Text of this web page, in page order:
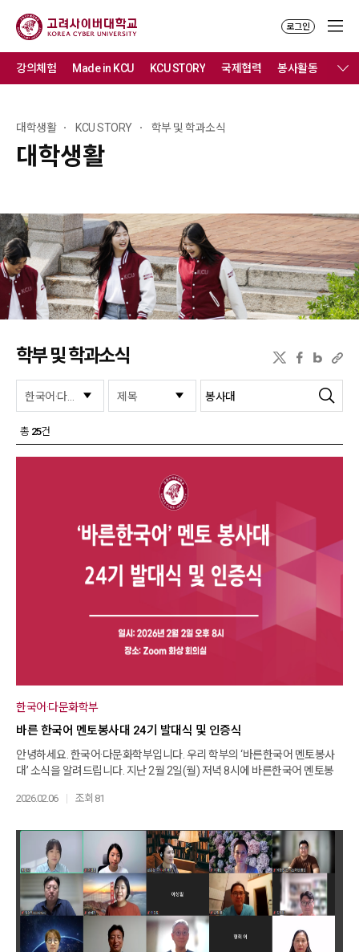
로그인
대학생활
대학생활 KCU STORY 학부 및 학과소식
강의체험 Made in KCU KCU STORY 국제협력 봉사활동 문화
학부 및 학과소식
총 25건
한국어·다문화학부
바른 한국어 멘토봉사대 24기 발대식 및 인증식
안녕하세요. 한국어·다문화학부입니다. 우리 학부의 ‘바른한국어 멘토봉사
대’ 소식을 알려드립니다. 지난 2월 2일(월) 저녁 8시에 바른한국어 멘토봉
봉사를 기본으로 하며, 일대일로 외국인을 대상으로 한국어교육 봉사를 하
픽 등 멘티가 원하는 것을 교육해 주고 있습니다. 이번 발대식에서는 총 45
명이 임명장을 받고 봉사를 시작하였고, 인증식에서는 25명의 봉사자가 그
동안의 활동에 대한 봉사인증서를 받았습니다. 인증서를 받으신 학우님들
모두 고생 많으셨습니다. 새롭게 바른한국어 멘토로서 활동을 시작하시는
학우님들, 응원합니다!
2026.02.06 조회 81